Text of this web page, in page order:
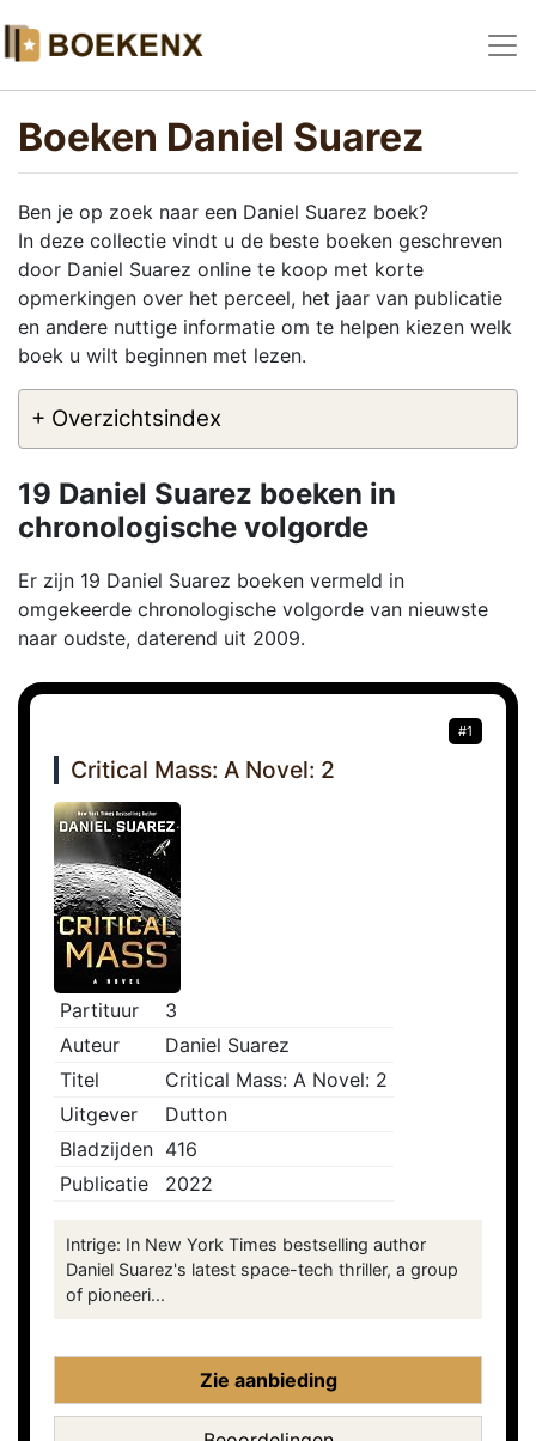
Boeken Daniel Suarez
Ben je op zoek naar een Daniel Suarez boek?
In deze collectie vindt u de beste boeken geschreven
door Daniel Suarez online te koop met korte
opmerkingen over het perceel, het jaar van publicatie
en andere nuttige informatie om te helpen kiezen welk
boek u wilt beginnen met lezen.
+ Overzichtsindex
19 Daniel Suarez boeken in
chronologische volgorde
Er zijn 19 Daniel Suarez boeken vermeld in
omgekeerde chronologische volgorde van nieuwste
naar oudste, daterend uit 2009.
#1
Critical Mass: A Novel: 2
Partituur
3
Auteur
Daniel Suarez
Titel
Critical Mass: A Novel: 2
Uitgever
Dutton
Bladzijden 416
Publicatie
2022
Intrige: In New York Times bestselling author
Daniel Suarez's latest space-tech thriller, a group
of pioneeri...
Zie aanbieding